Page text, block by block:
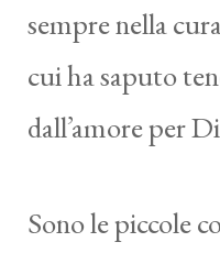
sempre nella
cui ha saputo
dall’amore per
Sono le piccole